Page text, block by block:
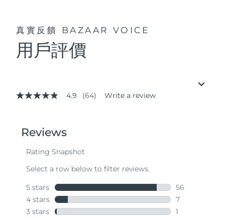
真實反饋 BAZAAR VOICE
用戶評價
4.9
stars,
average
value.
Same
page
link.
4.9 (64) Write a review